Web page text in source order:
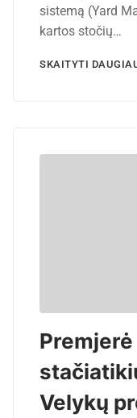
sistemą (Yard
kartos stočių…
SKAITYTI
Velykų